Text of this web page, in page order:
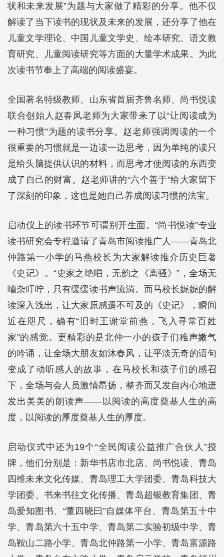
状和未来发展”为题与大家做了精彩的分享。他不仅
解读了当下读书的现状及未来的发展，还分享了他在
儿童文学理论、中国儿童文学史、绘本研究、语文教
育研究、儿童阅读研究等方面的大量学术成果。为此
次读书节奉上了高端的阅读盛宴。
全国著名特级教师、山东省首届齐鲁名师、尚书悦读
联合创始人赵春凤老师为大家带来了以“让阅读成为
一种习惯”为题的读书分享。赵老师强调阅读的一个
很重要的习惯就是一边读一边思考，因为单纯的读只
是给头脑提供认识的材料，而思考才使阅读的东西变
成了自己的财富。赵老师讲的“六个善于”给大家留下
了深刻的印象，这也是她自己养成阅读习惯的法宝。
启动仪上的读书环节可谓别开生面。“尚书悦读”专业
读书研究会专程邀请了青岛市阅读推广人——青岛北
仲路第一小学的马燕校长为大家解读推介历史巨著
《史记》。“史家之绝唱，无韵之《离骚》”，全场无
嘈杂叮咛，只有缓缓读书声流淌。而马校长娓娓的解
读深入浅出，让大家原感遥不可及的《史记》，瞬间
近在咫尺，确有“旧时王谢堂前燕，飞入寻常百姓
家”的感觉。更精彩的是北仲一小的孩子们稚声嫩气
的吟诵，让全场大朋友如沐春风，让平淡无奇的语句
变成了动听感人的故事，在马校长和孩子们的感召
下，全场与会人员激情昂扬，整齐而又发自内心地迸
发出美美的朗读声——以阅读的高度奠基人生的高
度，以阅读的厚度奠基人生的厚度。
启动仪式中还为19个“全民阅读公益推广合伙人”授
牌，他们分别是：新华书店市北店、尚书悦读、青岛
四维未来文化传媒、青岛理工大学团委、青岛科技大
学团委、书来书往文化传播、青岛超银教育集团、青
岛爱知图书、“董四晓曰”自媒体平台、青岛第五十中
学、青岛第六十五中学、青岛第二实验初级中学、青
岛鞍山二路小学、青岛北仲路第一小学、青岛富源路